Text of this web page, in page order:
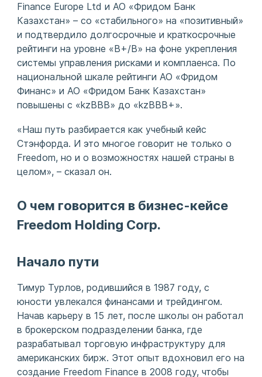
Finance Europe Ltd и АО «Фридом Банк
Казахстан» – со «стабильного» на «позитивный»
и подтвердило долгосрочные и краткосрочные
рейтинги на уровне «В+/В» на фоне укрепления
системы управления рисками и комплаенса. По
национальной шкале рейтинги АО «Фридом
Финанс» и АО «Фридом Банк Казахстан»
повышены с «kzBBB» до «kzBBB+».
«Наш путь разбирается как учебный кейс
Стэнфорда. И это многое говорит не только о
Freedom, но и о возможностях нашей страны в
целом», – сказал он.
О чем говорится в бизнес-кейсе
Freedom Holding Corp.
Начало пути
Тимур Турлов, родившийся в 1987 году, с
юности увлекался финансами и трейдингом.
Начав карьеру в 15 лет, после школы он работал
в брокерском подразделении банка, где
разрабатывал торговую инфраструктуру для
американских бирж. Этот опыт вдохновил его на
создание Freedom Finance в 2008 году, чтобы